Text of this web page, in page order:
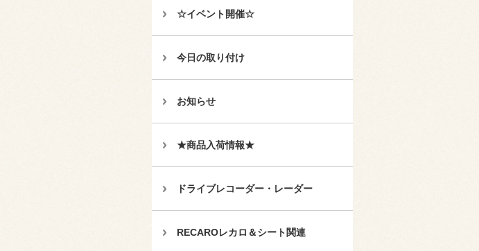
☆イベント開催☆
今日の取り付け
お知らせ
★商品入荷情報★
ドライブレコーダー・レーダー
RECAROレカロ＆シート関連